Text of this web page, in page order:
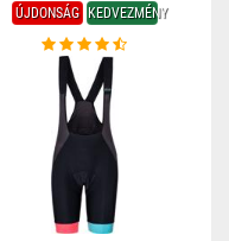
ÚJDONSÁG KEDVEZMÉNY